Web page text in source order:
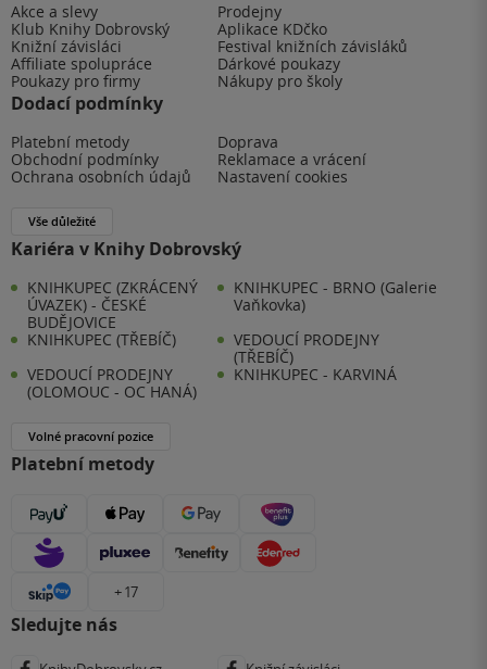
Akce a slevy
Prodejny
Klub Knihy Dobrovský
Aplikace KDčko
Knižní závisláci
Festival knižních závisláků
Affiliate spolupráce
Dárkové poukazy
Poukazy pro firmy
Nákupy pro školy
Dodací podmínky
Platební metody
Doprava
Obchodní podmínky
Reklamace a vrácení
Ochrana osobních údajů
Nastavení cookies
Vše důležité
Kariéra v Knihy Dobrovský
KNIHKUPEC (ZKRÁCENÝ
ÚVAZEK) - ČESKÉ
BUDĚJOVICE
KNIHKUPEC - BRNO (Galerie
Vaňkovka)
KNIHKUPEC (TŘEBÍČ)
VEDOUCÍ PRODEJNY
(TŘEBÍČ)
VEDOUCÍ PRODEJNY
(OLOMOUC - OC HANÁ)
KNIHKUPEC - KARVINÁ
Volné pracovní pozice
Platební metody
+ 17
Sledujte nás